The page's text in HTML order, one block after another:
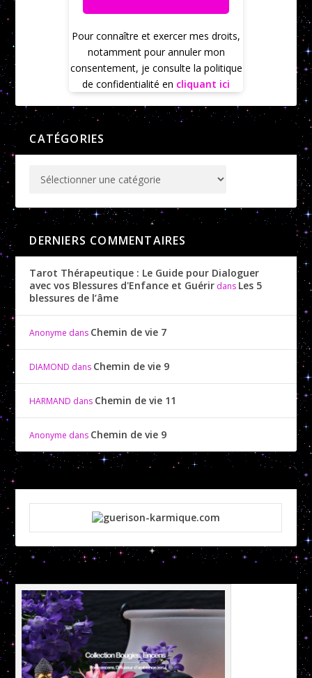
Pour connaître et exercer mes droits,
notamment pour annuler mon
consentement, je consulte la politique
de confidentialité en cliquant ici
CATÉGORIES
DERNIERS COMMENTAIRES
Tarot Thérapeutique : Le Guide pour Dialoguer
avec vos Blessures d'Enfance et Guérir dans Les 5
blessures de l’âme
Anonyme dans Chemin de vie 7
DIAMOND dans Chemin de vie 9
HARMAND dans Chemin de vie 11
Anonyme dans Chemin de vie 9